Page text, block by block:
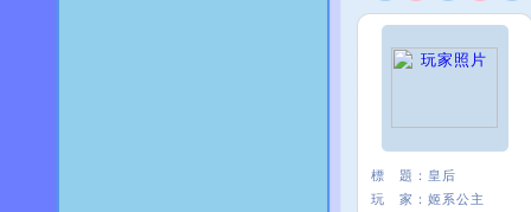
標 題： 皇后
玩 家： 姬系公主